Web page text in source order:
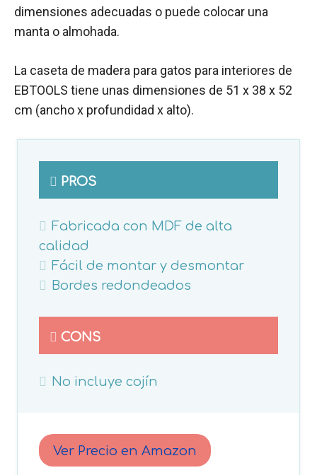
dimensiones adecuadas o puede colocar una
manta o almohada.
La caseta de madera para gatos para interiores de
EBTOOLS tiene unas dimensiones de 51 x 38 x 52
cm (ancho x profundidad x alto).
PROS
Fabricada con MDF de alta
calidad
Fácil de montar y desmontar
Bordes redondeados
CONS
No incluye cojín
Ver Precio en Amazon